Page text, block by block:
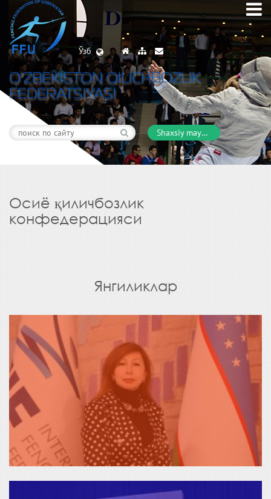
Ўзб
O’ZBEKISTON QILICHBOZLIK
FEDERATSIYASI
Shaxsiy maydon
Осиё қиличбозлик
конфедерацияси
Янгиликлар